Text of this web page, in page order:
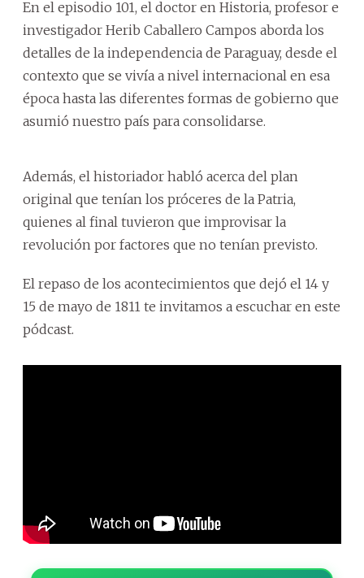
En el episodio 101, el doctor en Historia, profesor e
investigador Herib Caballero Campos aborda los
detalles de la independencia de Paraguay, desde el
contexto que se vivía a nivel internacional en esa
época hasta las diferentes formas de gobierno que
asumió nuestro país para consolidarse.
Además, el historiador habló acerca del plan
original que tenían los próceres de la Patria,
quienes al final tuvieron que improvisar la
revolución por factores que no tenían previsto.
El repaso de los acontecimientos que dejó el 14 y
15 de mayo de 1811 te invitamos a escuchar en este
pódcast.